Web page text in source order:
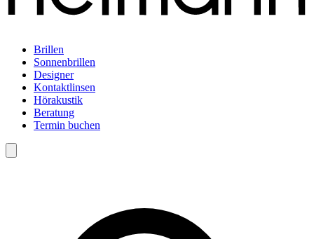
Brillen
Sonnenbrillen
Designer
Kontaktlinsen
Hörakustik
Beratung
Termin buchen